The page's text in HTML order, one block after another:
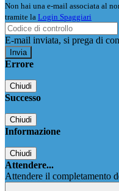
Non hai una e-mail associata al
tramite la Login Spaggiari
E-mail inviata, si prega di
Errore
Chiudi
Successo
Chiudi
Informazione
Chiudi
Attendere...
Attendere il completamento